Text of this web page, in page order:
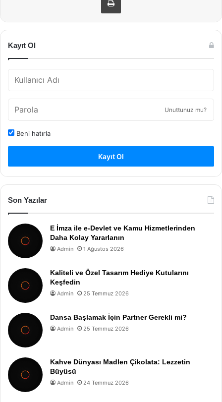
Kayıt Ol
Unuttunuz mu?
Beni hatırla
Kayıt Ol
Son Yazılar
E İmza ile e-Devlet ve Kamu Hizmetlerinden
Daha Kolay Yararlanın
Admin 1 Ağustos 2026
Kaliteli ve Özel Tasarım Hediye Kutularını
Keşfedin
Admin 25 Temmuz 2026
Dansa Başlamak İçin Partner Gerekli mi?
Admin 25 Temmuz 2026
Kahve Dünyası Madlen Çikolata: Lezzetin
Büyüsü
Admin 24 Temmuz 2026